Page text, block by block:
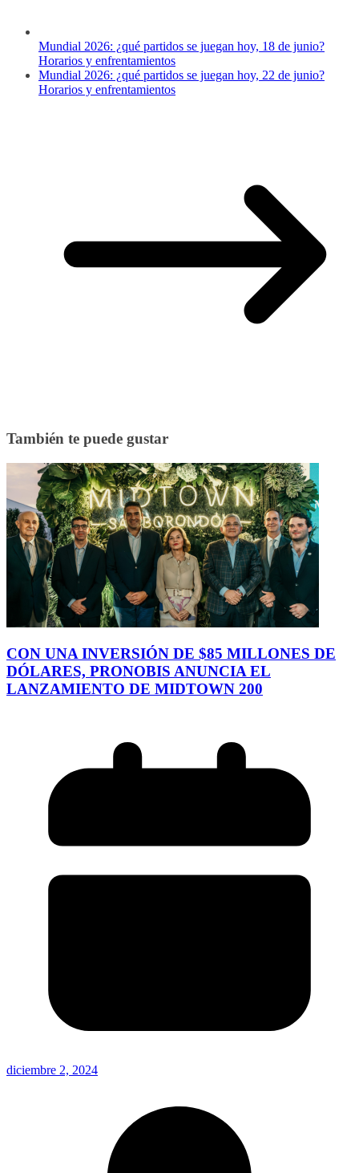
Mundial 2026: ¿qué partidos se juegan hoy, 18 de junio?
Horarios y enfrentamientos
Mundial 2026: ¿qué partidos se juegan hoy, 22 de junio?
Horarios y enfrentamientos
También te puede gustar
CON UNA INVERSIÓN DE $85 MILLONES DE
DÓLARES, PRONOBIS ANUNCIA EL
LANZAMIENTO DE MIDTOWN 200
diciembre 2, 2024